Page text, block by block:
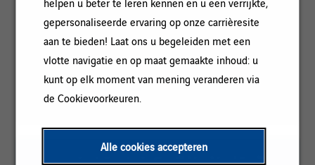
gepersonaliseerde ervaring op onze carrièresite
aan te bieden! Laat ons u begeleiden met een
vlotte navigatie en op maat gemaakte inhoud: u
kunt op elk moment van mening veranderen via
de Cookievoorkeuren.
Alle cookies accepteren
Referentie:
O_S_25_12322
Locatie:Oberstenfeld, Baden-Württemberg,
Duitsland
Ervaringsniveau:
Meer dan 3 jaar
Om het lezen te vergemakkelijken kan de